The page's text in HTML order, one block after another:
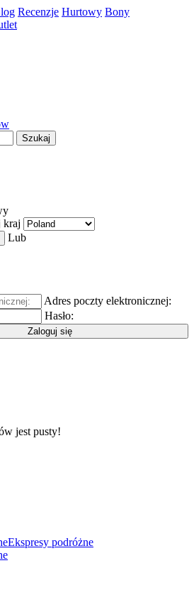
Recenzje Hurtowy Bony
Szukaj
kraj
Lub
Adres poczty elektronicznej:
Hasło:
Zaloguj się
jest pusty!
Ekspresy podróżne